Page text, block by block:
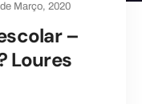
Março, 2020
–
Loures